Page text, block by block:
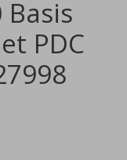
Basis
PDC